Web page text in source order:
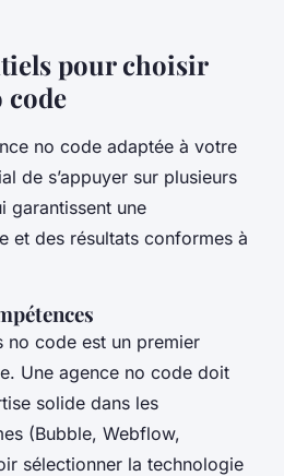
pour choisir
code
no code adaptée à votre
de s’appuyer sur plusieurs
garantissent une
et des résultats conformes à
no code est un premier
Une agence no code doit
solide dans les
(Bubble, Webflow,
sélectionner la technologie